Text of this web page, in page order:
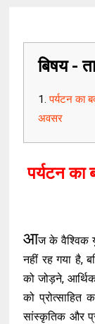
बिषय -
पर्यटन का
अवसर
पर्यटन
आज के वैश्विक
नहीं रह गया है,
को जोड़ने,
को प्रोत्साहित
सांस्कृतिक और